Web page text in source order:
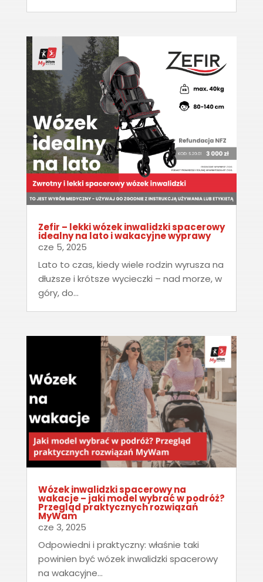
Zefir – lekki wózek inwalidzki spacerowy
idealny na lato i wakacyjne wyprawy
cze 5, 2025
Lato to czas, kiedy wiele rodzin wyrusza na
dłuższe i krótsze wycieczki – nad morze, w
góry, do...
Wózek inwalidzki spacerowy na
wakacje – jaki model wybrać w podróż?
Przegląd praktycznych rozwiązań
MyWam
cze 3, 2025
Odpowiedni i praktyczny: właśnie taki
powinien być wózek inwalidzki spacerowy
na wakacyjne...